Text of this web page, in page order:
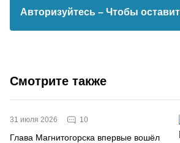
Авторизуйтесь – Чтобы
Смотрите также
31 июля 2026 10
Глава Магнитогорска впервые вошёл